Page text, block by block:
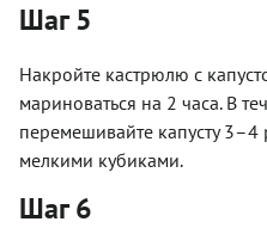
Шаг 5
Накройте кастрюлю с
мариноваться на 2 часа. В
перемешивайте капусту 3–4
мелкими кубиками.
Шаг 6